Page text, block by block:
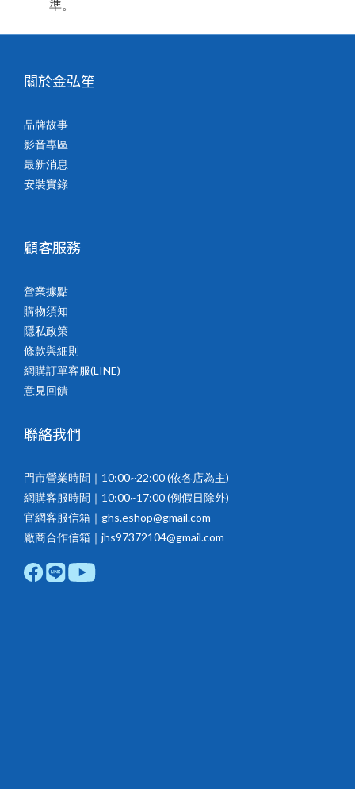
準。
關於金弘笙
品牌故事
影音專區
最新消息
安裝實錄
顧客服務
營業據點
購物須知
隱私政策
條款與細則
網購訂單客服(LINE)
意見回饋
聯絡我們
門市營業時間｜10:00~22:00(依各店為主)
網購客服時間｜10:00~17:00 (例假日除外)
官網客服信箱｜ghs.eshop@gmail.com
廠商合作信箱｜jhs97372104@gmail.com